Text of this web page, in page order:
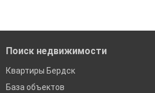
Поиск недвижимости
Квартиры Бердск
База объектов